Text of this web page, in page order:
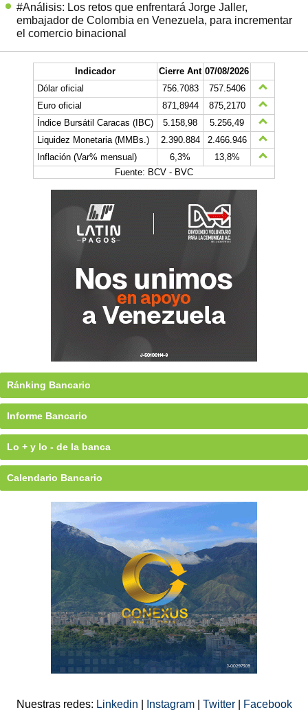
#Análisis: Los retos que enfrentará Jorge Jaller,
embajador de Colombia en Venezuela, para incrementar
el comercio binacional
Indicador Cierre Ant 07/08/2026
Dólar oficial
756.7083
757.5406
Euro oficial
871,8944
875,2170
Índice Bursátil Caracas (IBC)
5.158,98
5.256,49
Liquidez Monetaria (MMBs.)
2.390.884
2.466.946
Inflación (Var% mensual)
6,3%
13,8%
Fuente: BCV - BVC
Ránking Bancario
Informe Bancario
Lo + y lo - de la banca
Calendario Bancario
Nuestras redes: Linkedin Instagram Twitter Facebook